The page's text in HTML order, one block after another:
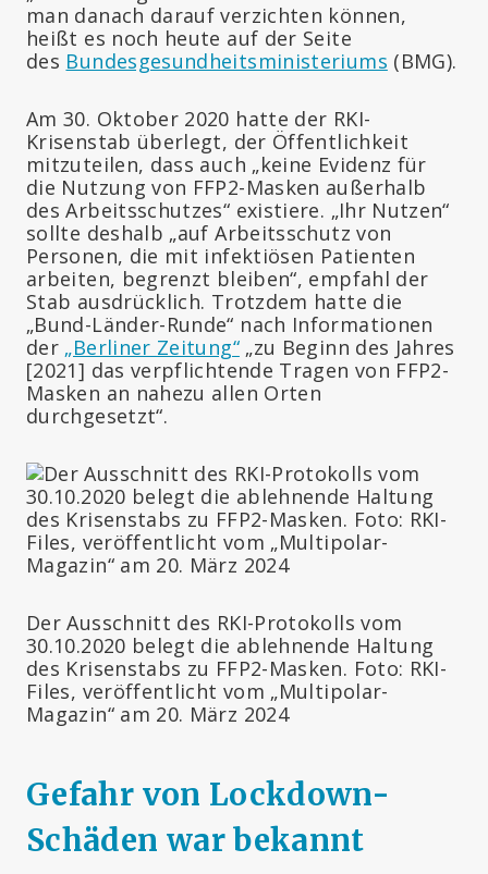
man danach darauf verzichten können,
heißt es noch heute auf der Seite
des Bundesgesundheitsministeriums (BMG).
Am 30. Oktober 2020 hatte der RKI-
Krisenstab überlegt, der Öffentlichkeit
mitzuteilen, dass auch „keine Evidenz für
die Nutzung von FFP2-Masken außerhalb
des Arbeitsschutzes“ existiere. „Ihr Nutzen“
sollte deshalb „auf Arbeitsschutz von
Personen, die mit infektiösen Patienten
arbeiten, begrenzt bleiben“, empfahl der
Stab ausdrücklich. Trotzdem hatte die
„Bund-Länder-Runde“ nach Informationen
der „Berliner Zeitung“„zu Beginn des Jahres
[2021] das verpflichtende Tragen von FFP2-
Masken an nahezu allen Orten
durchgesetzt“.
Der Ausschnitt des RKI-Protokolls vom
30.10.2020 belegt die ablehnende Haltung
des Krisenstabs zu FFP2-Masken. Foto: RKI-
Files, veröffentlicht vom „Multipolar-
Magazin“ am 20. März 2024
Gefahr von Lockdown-
Schäden war bekannt